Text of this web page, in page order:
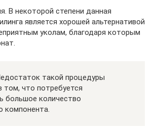
В некоторой степени данная
является хорошей альтернативой
уколам, благодаря которым
такой процедуры
том, что потребуется
большое количество
компонента.